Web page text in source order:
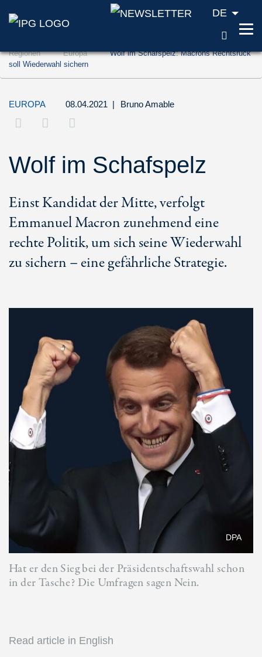
Zum Inhalt springen (Accesskey '1')
Zur Suche springen (Accesskey '2')
DE
Regionen Europa
Wolf im Schafspelz: Macrons Rechtsruck
soll Wiederwahl sichern
EUROPA 08.04.2021 | Bruno Amable
Wolf im Schafspelz
Einst Kandidat der Mitte, verfolgt
Emmanuel Macron zunehmend eine
rechte Politik, um sich seine Wiederwahl
zu sichern – eine gefährliche Strategie.
DPA
Hat er den Sieg bei der Präsidentschaftswahl schon
in der Tasche? Die Umfragen sagen Nein.
Read article in English